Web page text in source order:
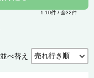
1-10件 / 全32件
並べ替え